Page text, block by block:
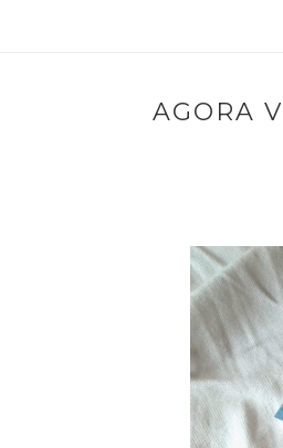
AGORA